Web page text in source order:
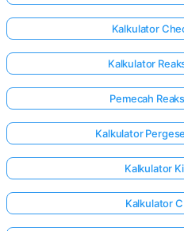
Kalkulator
Kalkulator
Pemecah
Kalkulator
Kalkulator
Kalkulator